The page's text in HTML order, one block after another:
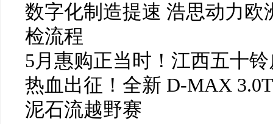
数字化制造提速 浩思动力
检流程
5月惠购正当时！江西五十
热血出征！全新 D-MAX
泥石流越野赛